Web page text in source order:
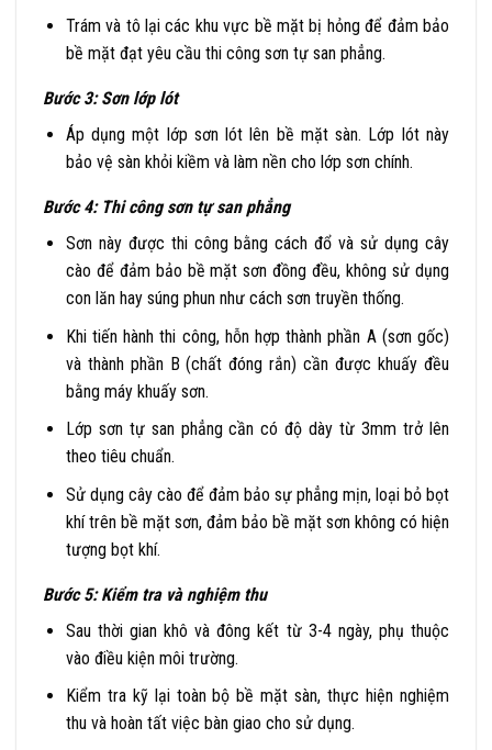
Trám và tô lại các khu vực bề mặt bị hỏng để đảm bảo
bề mặt đạt yêu cầu thi công sơn tự san phẳng.
Bước 3: Sơn lớp lót
Áp dụng một lớp sơn lót lên bề mặt sàn. Lớp lót này
bảo vệ sàn khỏi kiềm và làm nền cho lớp sơn chính.
Bước 4: Thi công sơn tự san phẳng
Sơn này được thi công bằng cách đổ và sử dụng cây
cào để đảm bảo bề mặt sơn đồng đều, không sử dụng
con lăn hay súng phun như cách sơn truyền thống.
Khi tiến hành thi công, hỗn hợp thành phần A (sơn gốc)
và thành phần B (chất đóng rắn) cần được khuấy đều
bằng máy khuấy sơn.
Lớp sơn tự san phẳng cần có độ dày từ 3mm trở lên
theo tiêu chuẩn.
Sử dụng cây cào để đảm bảo sự phẳng mịn, loại bỏ bọt
khí trên bề mặt sơn, đảm bảo bề mặt sơn không có hiện
tượng bọt khí.
Bước 5: Kiểm tra và nghiệm thu
Sau thời gian khô và đông kết từ 3-4 ngày, phụ thuộc
vào điều kiện môi trường.
Kiểm tra kỹ lại toàn bộ bề mặt sàn, thực hiện nghiệm
thu và hoàn tất việc bàn giao cho sử dụng.